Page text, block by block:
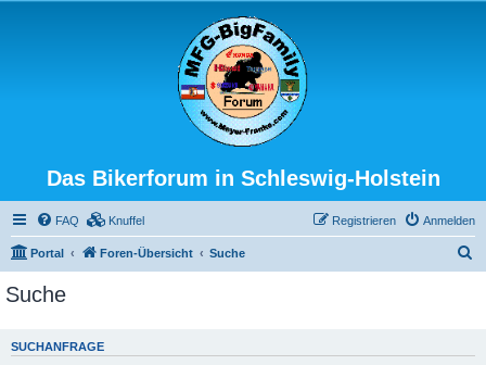
Das Bikerforum in Schleswig-Holstein
FAQ Knuffel Anmelden
Registrieren
Portal Foren-Übersicht Suche
e
Suche
SUCHANFRAGE